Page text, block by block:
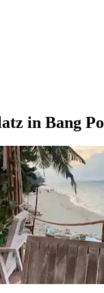
in Bang Po